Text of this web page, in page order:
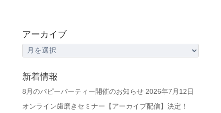
アーカイブ
ー
カ
イ
ブ
新着情報
8月のパピーパーティー開催のお知らせ 2026年7月12日
オンライン歯磨きセミナー【アーカイブ配信】決定！